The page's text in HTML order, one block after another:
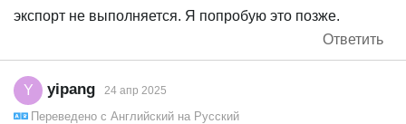
экспорт не выполняется. Я попробую это позже.
Ответить
Y yipang 24 апр 2025
Переведено с Английский на Русский